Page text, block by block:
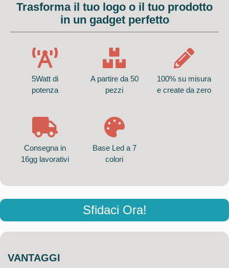
Trasforma il tuo logo o il tuo prodotto
in un gadget perfetto
5Watt di
potenza
A partire da 50
pezzi
100% su misura
e create da zero
Consegna in
16gg lavorativi
Base Led a 7
colori
Sfidaci Ora!
VANTAGGI